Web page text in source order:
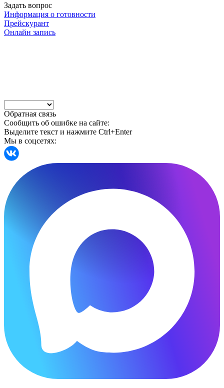
Задать вопрос
Информация о готовности
Прейскурант
Онлайн запись
Обратная связь
Сообщить об ошибке на сайте:
Выделите текст и нажмите Ctrl+Enter
Мы в соцсетях: